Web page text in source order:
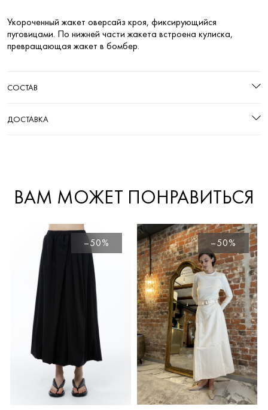
Укороченный жакет оверсайз кроя, фиксирующийся
пуговицами. По нижней части жакета встроена кулиска,
превращающая жакет в бомбер.
СОСТАВ
ДОСТАВКА
ВАМ МОЖЕТ ПОНРАВИТЬСЯ
–50% –50%